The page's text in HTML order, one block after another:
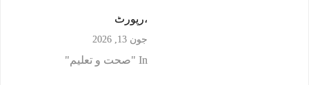
،رپورٹ
جون 13, 2026
In "صحت و تعلیم"